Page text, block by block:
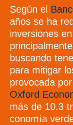
Según el
años se ha
inversiones
buscando
para mitigar
provocada
Oxford
más de 10.3
conomía